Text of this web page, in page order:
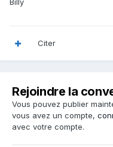
Billy
Citer
Rejoindre la
Vous pouvez publier
vous avez un compte,
avec votre compte.